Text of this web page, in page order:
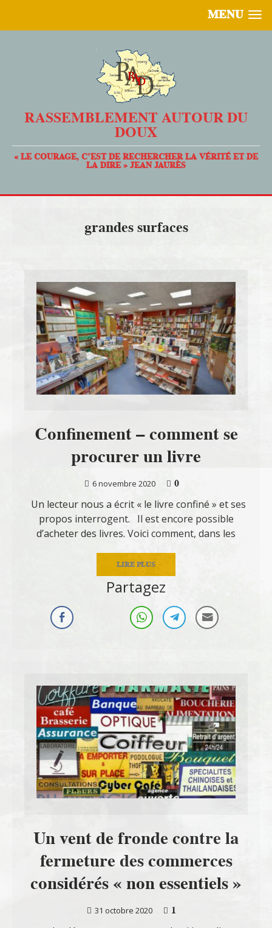
MENU
RASSEMBLEMENT AUTOUR DU
DOUX
« LE COURAGE, C’EST DE RECHERCHER LA VÉRITÉ ET DE
LA DIRE » JEAN JAURÈS
grandes surfaces
Confinement – comment se
procurer un livre
6 novembre 2020
0
Un lecteur nous a écrit « le livre confiné » et ses
propos interrogent. Il est encore possible
d’acheter des livres. Voici comment, dans les
LIRE PLUS
Partagez
Un vent de fronde contre la
fermeture des commerces
considérés « non essentiels »
31 octobre 2020
1